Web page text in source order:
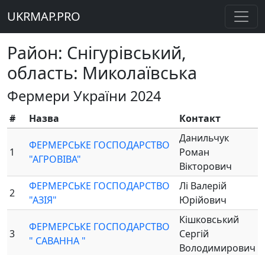
UKRMAP.PRO
Район: Снігурівський,
область: Миколаївська
Фермери України 2024
# Назва Контакт
1
ФЕРМЕРСЬКЕ ГОСПОДАРСТВО
"АГРОВІВА"
Данильчук
Роман
Вікторович
2
ФЕРМЕРСЬКЕ ГОСПОДАРСТВО
"АЗІЯ"
Лі Валерій
Юрійович
3
ФЕРМЕРСЬКЕ ГОСПОДАРСТВО
" САВАННА "
Кішковський
Сергій
Володимирович